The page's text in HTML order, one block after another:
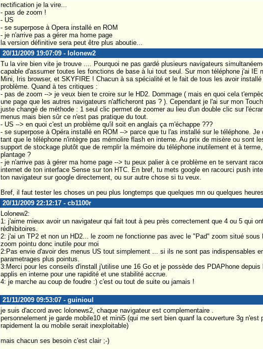
rectification je la vire...
- pas de zoom !
- US
- se superpose à Opera installé en ROM
- je n'arrive pas a gérer ma home page
la version définitive sera peut être plus aboutie...
20/11/2009 19:07:09 - lolonew2
Tu la vire bien vite je trouve .... Pourquoi ne pas gardé plusieurs navigateurs
capable d'assumer toutes les fonctions de base à lui tout seul. Sur mon téléphone j'ai IE
Mini, Iris browser, et SKYFIRE ! Chacun à sa spécialité et le fait de tous les avoir
problème. Quand à tes critiques :
- pas de zoom --> je veux bien te croire sur le HD2. Dommage ( mais en quoi cela
une page que les autres navigateurs n'afficheront pas ? ). Cependant je l'ai sur mon
juste changé de méthode : 1 seul clic permet de zoomer au lieu d'un double clic sur
menus mais bien sûr ce n'est pas pratique du tout.
- US --> en quoi c'est un problème qu'il soit en anglais ça m'échappe ???
- se superpose à Opéra installé en ROM --> parce que tu l'as installé sur le téléphone.
tant que le téléphone n'intègre pas mémolire flash en interne. Au prix de misère ou sont
support de stockage plutôt que de remplir la mémoire du téléphone inutilement et à
plantage ?
- je n'arrive pas à gérer ma home page --> tu peux palier à ce problème en te servant
internet de ton interface Sense sur ton HTC. En bref, tu mets google en racourci push
ton navigateur sur google directement, ou sur autre chose si tu veux.
Bref, il faut tester les choses un peu plus longtemps que quelques mn ou quelques
20/11/2009 22:12:17 - cb1100r
Lolonew2:
1: j'aime mieux avoir un navigateur qui fait tout à peu près correctement que 4 ou 5 qui
rédhibitoires.
2: j'ai un TP2 et non un HD2... le zoom ne fonctionne pas avec le "Pad" zoom situé sous
zoom pointu donc inutile pour moi
2:Pas envie d'avoir des menus US tout simplement ... si ils ne sont pas indispensables
parametrages plus pointus.
3:Merci pour les conseils d'install j'utilise une 16 Go et je possède des PDAPhone
applis en interne pour une rapidité et une stabilité accrue.
4: je marche au coup de foudre :) c'est ou tout de suite ou jamais !
21/11/2009 09:53:07 - guinioul
je suis d'accord avec lolonews2, chaque navigateur est complementaire .
personnelement je garde mobile10 et mini5 (qui me sert bien quanf la couverture 3g n'est
rapidement la ou mobile serait inexploitable)
mais chacun ses besoin c'est clair ;-)